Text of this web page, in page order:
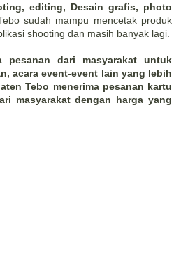
editing, Desain grafis, photo
sudah mampu mencetak produk
shooting dan masih banyak lagi.
pesanan dari masyarakat untuk
acara event-event lain yang lebih
Tebo menerima pesanan kartu
masyarakat dengan harga yang